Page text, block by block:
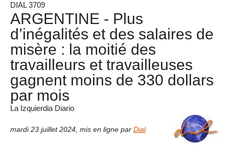
DIAL 3709
ARGENTINE - Plus
d’inégalités et des salaires de
misère : la moitié des
travailleurs et travailleuses
gagnent moins de 330 dollars
par mois
La Izquierdia Diario
mardi 23 juillet 2024 mis en ligne par Dial